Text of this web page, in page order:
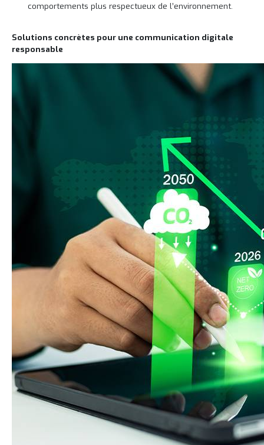
comportements plus respectueux de l’environnement.
Solutions concrètes pour une communication digitale
responsable